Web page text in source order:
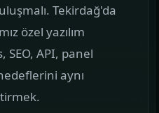
Kodlama
Tekirdağ'da
özel yazılım
API, panel
aynı